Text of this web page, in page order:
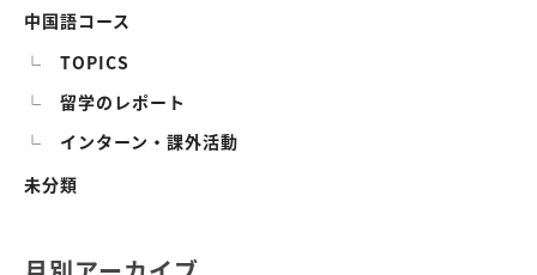
中国語コース
TOPICS
留学のレポート
インターン・課外活動
未分類